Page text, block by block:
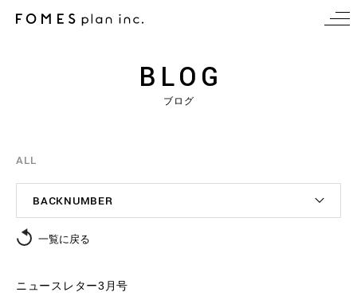
BLOG
ブログ
ALL
BACKNUMBER
一覧に戻る
ニュースレター3月号